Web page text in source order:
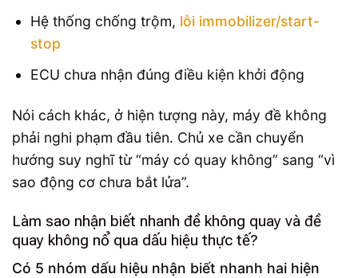
Hệ thống chống trộm, lỗi immobilizer/start-
stop
ECU chưa nhận đúng điều kiện khởi động
Nói cách khác, ở hiện tượng này, máy đề không
phải nghi phạm đầu tiên. Chủ xe cần chuyển
hướng suy nghĩ từ “máy có quay không” sang “vì
sao động cơ chưa bắt lửa”.
Làm sao nhận biết nhanh đề không quay và đề
quay không nổ qua dấu hiệu thực tế?
Có 5 nhóm dấu hiệu nhận biết nhanh hai hiện